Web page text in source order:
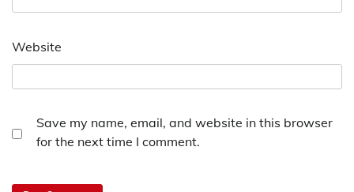
Website
Save my name, email, and website in this browser
for the next time I comment.